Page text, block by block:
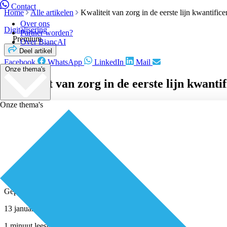
Contact
Over ons
Partner worden?
Over BiancAI
Onze thema's
Onze thema's
Home Alle artikelen
Kwaliteit van zorg in de eerste lijn
Digitalisering
Premium
Deel artikel
Facebook WhatsApp LinkedIn Mail
Kwaliteit van zorg in de eerste lijn
Geplaatst door
13 januari 2021